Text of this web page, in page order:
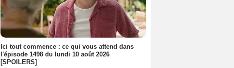
Ici tout commence : ce qui vous attend dans
l'épisode 1498 du lundi 10 août 2026
[SPOILERS]